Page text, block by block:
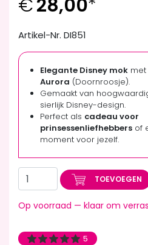
€28,00*
Artikel-Nr. DI851
Elegante Disney mok
Aurora (Doornroosje).
Gemaakt van
sierlijk Disney-design.
Perfect als cadeau voor
prinsessenliefhebbers of
moment voor jezelf.
TOEVOEGEN
Op voorraad — klaar om
5